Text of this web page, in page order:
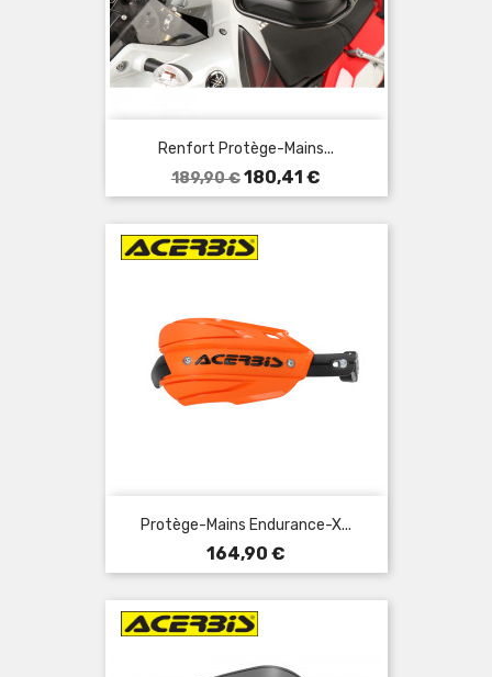
Renfort Protège-Mains...
Prix
de
base
189,90 €Prix
180,41 €
Protège-Mains Endurance-X...
Prix
164,90 €